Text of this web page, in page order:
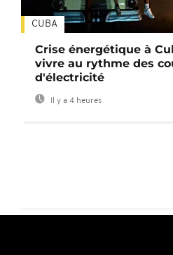
CUBA
Crise énergétique à
vivre au rythme des
d'électricité
Il y a 4 heures